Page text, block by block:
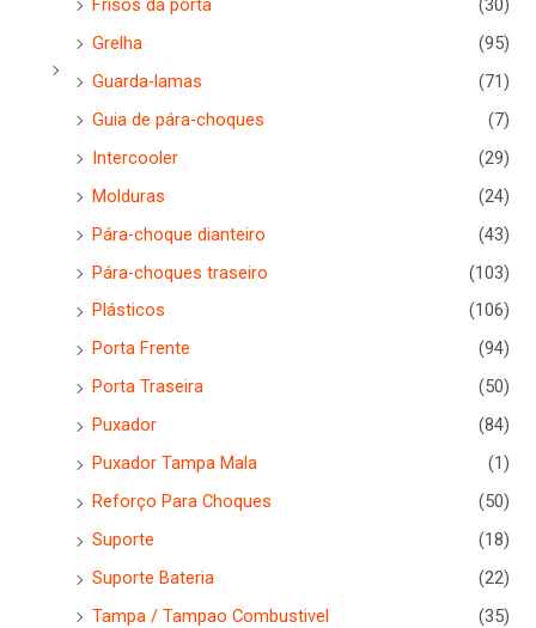
Frisos da porta
(30)
Grelha
(95)
Guarda-lamas
(71)
Guia de pára-choques
(7)
Intercooler
(29)
Molduras
(24)
Pára-choque dianteiro
(43)
Pára-choques traseiro
(103)
Plásticos
(106)
Porta Frente
(94)
Porta Traseira
(50)
Puxador
(84)
Puxador Tampa Mala
(1)
Reforço Para Choques
(50)
Suporte
(18)
Suporte Bateria
(22)
Tampa / Tampao Combustivel
(35)